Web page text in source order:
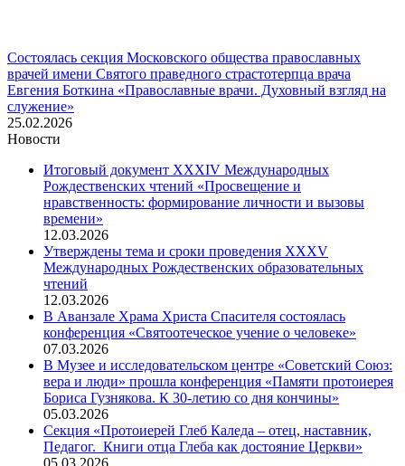
Состоялась секция Московского общества православных
врачей имени Святого праведного страстотерпца врача
Евгения Боткина «Православные врачи. Духовный взгляд на
служение»
25.02.2026
Новости
Итоговый документ XXХIV Международных
Рождественских чтений «Просвещение и
нравственность: формирование личности и вызовы
времени»
12.03.2026
Утверждены тема и сроки проведения XXXV
Международных Рождественских образовательных
чтений
12.03.2026
В Аванзале Храма Христа Спасителя состоялась
конференция «Святоотеческое учение о человеке»
07.03.2026
В Музее и исследовательском центре «Советский Союз:
вера и люди» прошла конференция «Памяти протоиерея
Бориса Гузнякова. К 30-летию со дня кончины»
05.03.2026
Секция «Протоиерей Глеб Каледа – отец, наставник,
Педагог. Книги отца Глеба как достояние Церкви»